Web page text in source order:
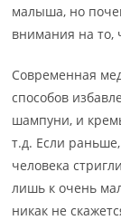
малыша, но
внимания на то,
Современная
способов
шампуни, и
т.д. Если
человека
лишь к очень
никак не